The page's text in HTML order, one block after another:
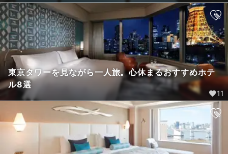
東京タワーを見ながら一人旅。心休まるおすすめホテ
ル8選
11